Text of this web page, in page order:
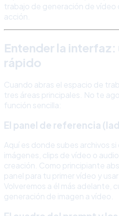
trabajo de generación de
acción.
Entender la
rápido
Cuando abras el espacio de
tres áreas principales. No te
función sencilla:
El panel de referencia
Aquí es donde subes archivos si
imágenes, clips de vídeo o
creación. Como principiante
panel para tu primer vídeo y
Volveremos a él más adelante,
generación de imagen a vídeo.